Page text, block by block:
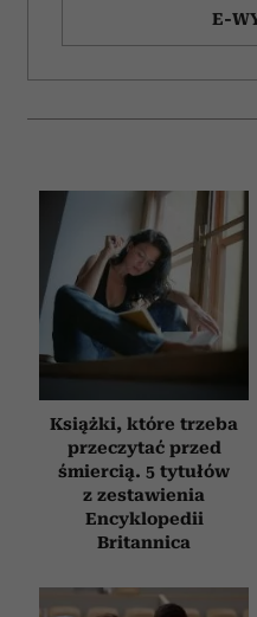
E-
Książki, które trzeba
przeczytać przed
śmiercią. 5 tytułów
z zestawienia
Encyklopedii
Britannica